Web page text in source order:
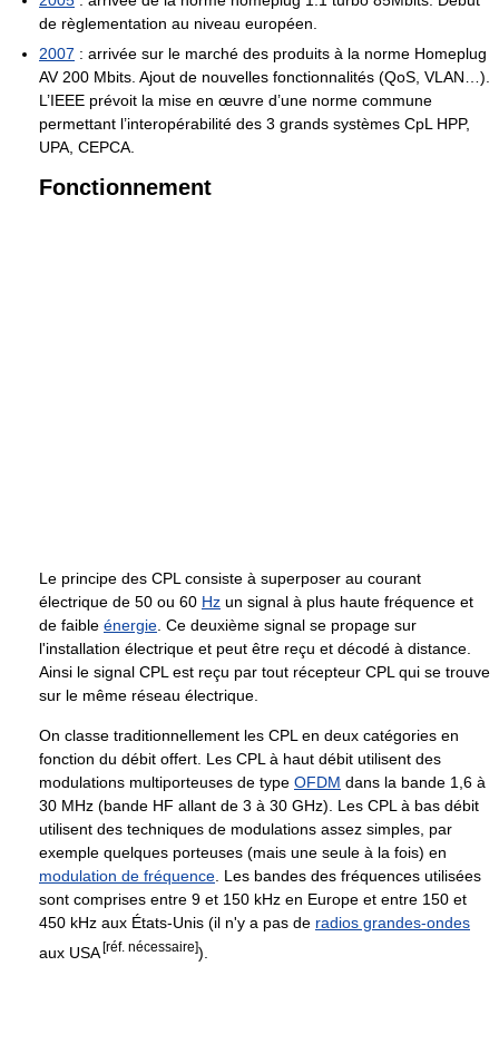
de règlementation au niveau européen.
2007 : arrivée sur le marché des produits à la norme Homeplug
AV 200 Mbits . Ajout de nouvelles fonctionnalités (QoS, VLAN…).
L’IEEE prévoit la mise en œuvre d’une norme commune
permettant l’interopérabilité des 3 grands systèmes CpL HPP,
UPA, CEPCA.
Fonctionnement
Le principe des CPL consiste à superposer au courant
électrique de 50 ou 60 Hz un signal à plus haute fréquence et
de faible énergie . Ce deuxième signal se propage sur
l'installation électrique et peut être reçu et décodé à distance.
Ainsi le signal CPL est reçu par tout récepteur CPL qui se trouve
sur le même réseau électrique.
On classe traditionnellement les CPL en deux catégories en
fonction du débit offert. Les CPL à haut débit utilisent des
modulations multiporteuses de type OFDM dans la bande 1,6 à
30 MHz (bande HF allant de 3 à 30 GHz). Les CPL à bas débit
utilisent des techniques de modulations assez simples, par
exemple quelques porteuses (mais une seule à la fois) en
modulation de fréquence . Les bandes des fréquences utilisées
sont comprises entre 9 et 150 kHz en Europe et entre 150 et
450 kHz aux États-Unis (il n'y a pas de radios grandes-ondes
aux USA[réf. nécessaire]).